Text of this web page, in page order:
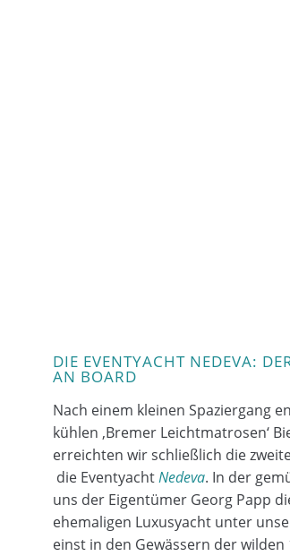
DIE EVENTYACHT NEDEVA:
AN BOARD
Nach einem kleinen Spaziergang
kühlen ‚Bremer Leichtmatrosen‘
erreichten wir schließlich die
die Eventyacht Nedeva. In der
uns der Eigentümer Georg Papp
ehemaligen Luxusyacht unter
einst in den Gewässern der wilden